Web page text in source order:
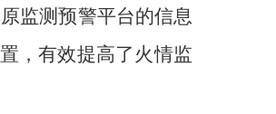
监测预警平台的信息
，有效提高了火情监